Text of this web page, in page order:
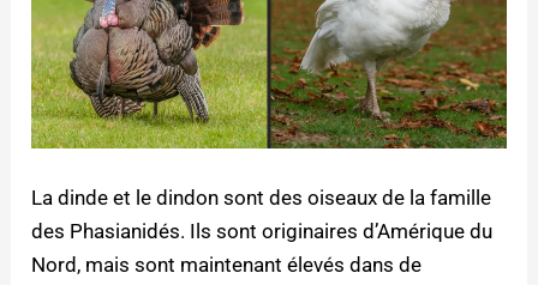
La dinde et le dindon sont des oiseaux de la famille
des Phasianidés. Ils sont originaires d’Amérique du
Nord, mais sont maintenant élevés dans de